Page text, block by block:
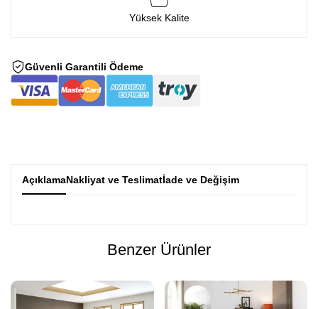
Yüksek Kalite
Güvenli Garantili Ödeme
AçıklamaNakliyat ve Teslimatİade ve Değişim
Benzer Ürünler